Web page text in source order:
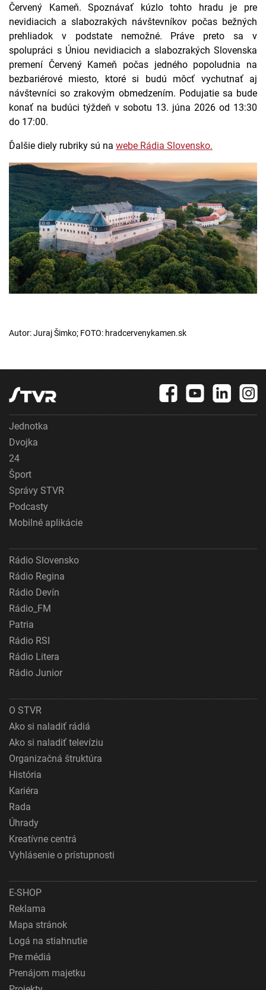
Červený Kameň. Spoznávať kúzlo tohto hradu je pre
nevidiacich a slabozrakých návštevníkov počas bežných
prehliadok v podstate nemožné. Práve preto sa v
spolupráci s Úniou nevidiacich a slabozrakých Slovenska
premení Červený Kameň počas jedného popoludnia na
bezbariérové miesto, ktoré si budú môcť vychutnať aj
návštevníci so zrakovým obmedzením. Podujatie sa bude
konať na budúci týždeň v sobotu 13. júna 2026 od 13:30
do 17:00.
Ďalšie diely rubriky sú na webe Rádia Slovensko.
Autor: Juraj Šimko; FOTO: hradcervenykamen.sk
Jednotka
Dvojka
24
Šport
Správy STVR
Podcasty
Mobilné aplikácie
Rádio Slovensko
Rádio Regina
Rádio Devín
Rádio_FM
Patria
Rádio RSI
Rádio Litera
Rádio Junior
O STVR
Ako si naladiť rádiá
Ako si naladiť televíziu
Organizačná štruktúra
História
Kariéra
Rada
Úhrady
Kreatívne centrá
Vyhlásenie o prístupnosti
E-SHOP
Reklama
Mapa stránok
Logá na stiahnutie
Pre médiá
Prenájom majetku